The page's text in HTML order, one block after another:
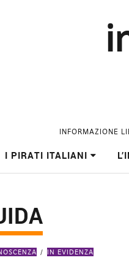
INFORMAZIONE
I PIRATI ITALIANI
IN EVIDENZA